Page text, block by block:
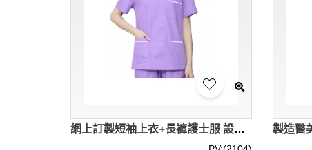
網上訂製短袖上衣+長褲護士服 設計紫色護士服套裝 V領 橡筋+腰繩設計 賢思皮膚中心 SKU081